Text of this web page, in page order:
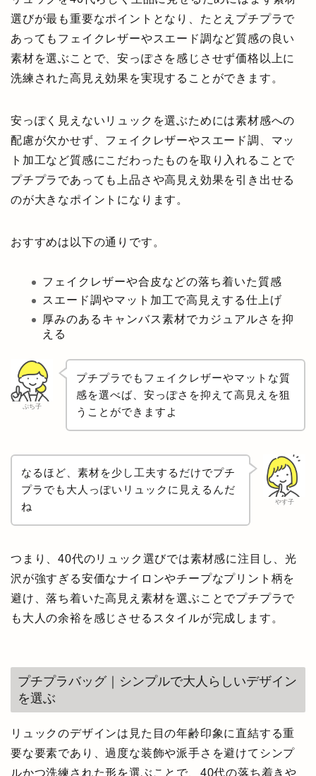
選びが最も重要なポイントとなり、たとえプチプラで
あってもフェイクレザーやスエード調など質感の良い
素材を選ぶことで、安っぽさを感じさせず価格以上に
洗練された高見え効果を実現することができます。
安っぽく見えないリュックを選ぶためには素材感への
配慮が欠かせず、フェイクレザーやスエード調、マッ
ト加工など質感にこだわったものを取り入れることで
プチプラであっても上品さや高見え効果を引き出せる
のが大きなポイントになります。
おすすめは以下の通りです。
フェイクレザーや合皮などの落ち着いた質感
スエード調やマット加工で高見えする仕上げ
厚みのあるキャンバス素材でカジュアルさを抑
える
ぷち子
プチプラでもフェイクレザーやマットな質
感を選べば、安っぽさを抑えて高見えを狙
うことができますよ
やす子
なるほど、素材を少し工夫するだけでプチ
プラでも大人っぽいリュックに見えるんだ
ね
つまり、40代のリュック選びでは素材感に注目し、光
沢が強すぎる安価なナイロンやチープなプリント柄を
避け、落ち着いた高見え素材を選ぶことでプチプラで
も大人の余裕を感じさせるスタイルが完成します。
プチプラバッグ｜シンプルで大人らしいデザイン
を選ぶ
リュックのデザインは見た目の年齢印象に直結する重
要な要素であり、過度な装飾や派手さを避けてシンプ
ルかつ洗練された形を選ぶことで、40代の落ち着きや